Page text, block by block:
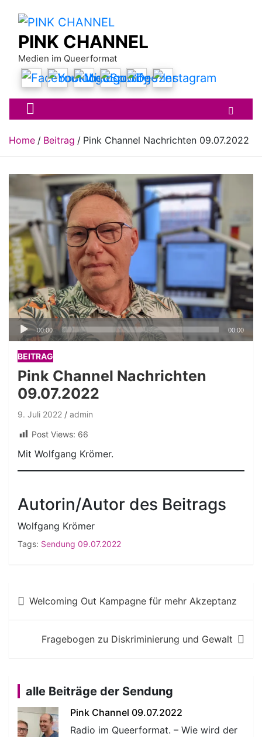
contentPINK CHANNEL
Medien im Queerformat
Home Beitrag Pink Channel Nachrichten 09.07.2022
Audio-
Player
00:00 00:00
BEITRAG
Pink Channel Nachrichten
09.07.2022
9. Juli 2022
admin
Post Views: 66
Mit Wolfgang Krömer.
Autorin/Autor des Beitrags
Wolfgang Krömer
Tags: Sendung 09.07.2022
Beitragsnavigation
Welcoming Out Kampagne für mehr Akzeptanz
Fragebogen zu Diskriminierung und Gewalt
alle Beiträge der Sendung
Pink Channel 09.07.2022
Radio im Queerformat. – Wie wird der